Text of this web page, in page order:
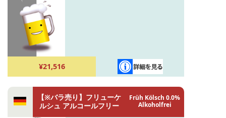
¥21,516
【※バラ売り】フリューケ
ルシュ アルコールフリー
Früh Kölsch 0.0%
Alkoholfrei